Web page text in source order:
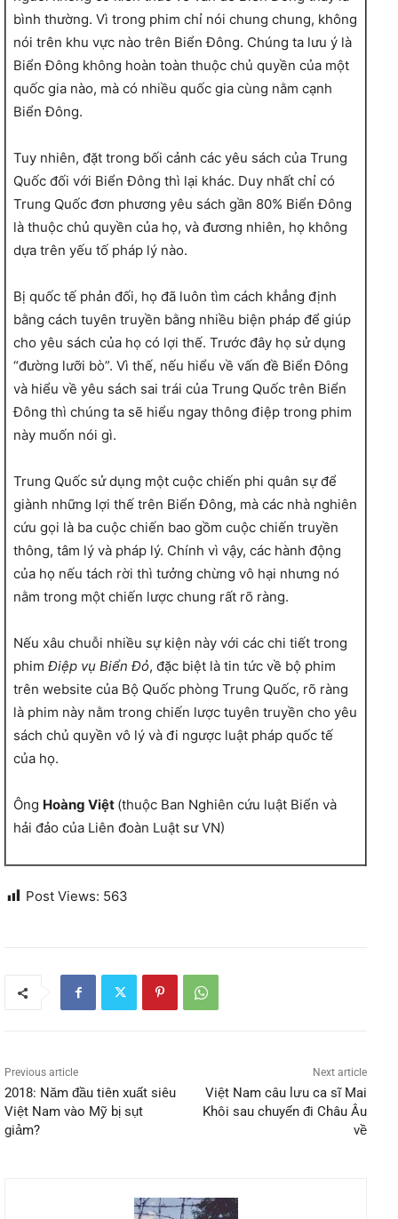
bình thường. Vì trong phim chỉ nói chung chung, không
nói trên khu vực nào trên Biển Đông. Chúng ta lưu ý là
Biển Đông không hoàn toàn thuộc chủ quyền của một
quốc gia nào, mà có nhiều quốc gia cùng nằm cạnh
Biển Đông.
Tuy nhiên, đặt trong bối cảnh các yêu sách của Trung
Quốc đối với Biển Đông thì lại khác. Duy nhất chỉ có
Trung Quốc đơn phương yêu sách gần 80% Biển Đông
là thuộc chủ quyền của họ, và đương nhiên, họ không
dựa trên yếu tố pháp lý nào.
Bị quốc tế phản đối, họ đã luôn tìm cách khẳng định
bằng cách tuyên truyền bằng nhiều biện pháp để giúp
cho yêu sách của họ có lợi thế. Trước đây họ sử dụng
“đường lưỡi bò”. Vì thế, nếu hiểu về vấn đề Biển Đông
và hiểu về yêu sách sai trái của Trung Quốc trên Biển
Đông thì chúng ta sẽ hiểu ngay thông điệp trong phim
này muốn nói gì.
Trung Quốc sử dụng một cuộc chiến phi quân sự để
giành những lợi thế trên Biển Đông, mà các nhà nghiên
cứu gọi là ba cuộc chiến bao gồm cuộc chiến truyền
thông, tâm lý và pháp lý. Chính vì vậy, các hành động
của họ nếu tách rời thì tưởng chừng vô hại nhưng nó
nằm trong một chiến lược chung rất rõ ràng.
Nếu xâu chuỗi nhiều sự kiện này với các chi tiết trong
phim Điệp vụ Biển Đỏ, đặc biệt là tin tức về bộ phim
trên website của Bộ Quốc phòng Trung Quốc, rõ ràng
là phim này nằm trong chiến lược tuyên truyền cho yêu
sách chủ quyền vô lý và đi ngược luật pháp quốc tế
của họ.
Ông Hoàng Việt (thuộc Ban Nghiên cứu luật Biển và
hải đảo của Liên đoàn Luật sư VN)
Post Views: 563
Previous article
2018: Năm đầu tiên xuất siêu
Việt Nam vào Mỹ bị sụt
giảm?
Next article
Việt Nam câu lưu ca sĩ Mai
Khôi sau chuyến đi Châu Âu
về